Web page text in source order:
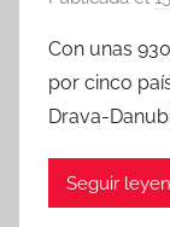
Con unas
por cinco
Drava-
Seguir